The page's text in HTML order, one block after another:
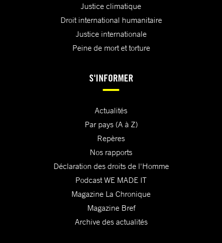
Justice climatique
Droit international humanitaire
Justice internationale
Peine de mort et torture
S'INFORMER
Actualités
Par pays (A à Z)
Repères
Nos rapports
Déclaration des droits de l'Homme
Podcast WE MADE IT
Magazine La Chronique
Magazine Bref
Archive des actualités